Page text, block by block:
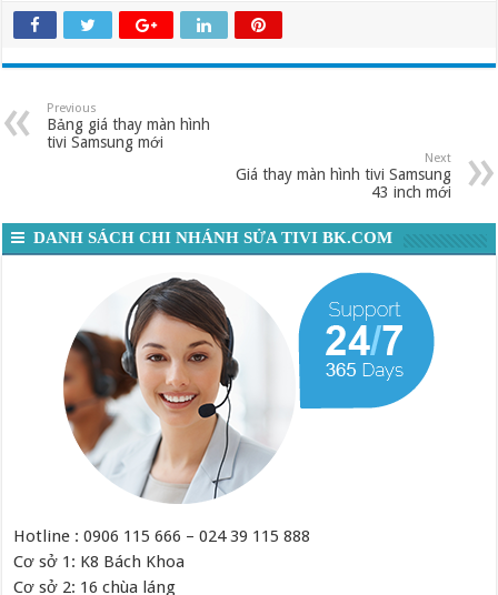
Previous
Bảng giá thay màn hình
tivi Samsung mới
Next
Giá thay màn hình tivi Samsung
43 inch mới
DANH SÁCH CHI NHÁNH SỬA TIVI BK.COM
Hotline : 0906 115 666 – 024 39 115 888
Cơ sở 1: K8 Bách Khoa
Cơ sở 2: 16 chùa láng